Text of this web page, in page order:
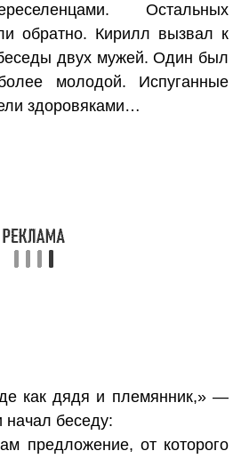
Остальных
обратно. Кирилл вызвал к
двух мужей. Один был
молодой. Испуганные
здоровяками…
как дядя и племянник,» —
беседу:
предложение, от которого